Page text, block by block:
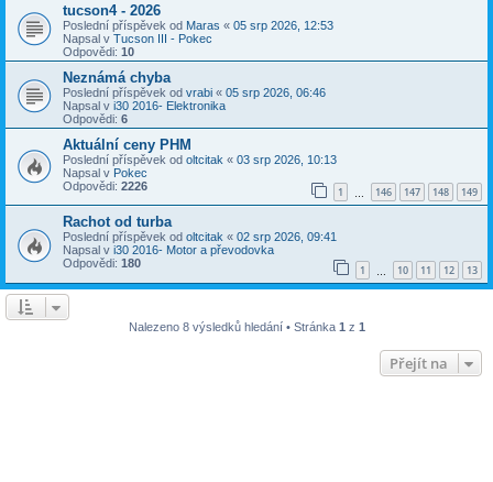
tucson4 - 2026
Poslední příspěvek od Maras « 05 srp 2026, 12:53
Napsal v Tucson III - Pokec
Odpovědi: 10
Neznámá chyba
Poslední příspěvek od vrabi « 05 srp 2026, 06:46
Napsal v i30 2016- Elektronika
Odpovědi: 6
Aktuální ceny PHM
Poslední příspěvek od oltcitak « 03 srp 2026, 10:13
Napsal v Pokec
Odpovědi: 2226 1 146 147 148 149
Rachot od turba
Poslední příspěvek od oltcitak « 02 srp 2026, 09:41
Napsal v i30 2016- Motor a převodovka
Odpovědi: 180 1 10 11 12 13
Nalezeno 8 výsledků hledání • Stránka 1 z 1
Přejít na